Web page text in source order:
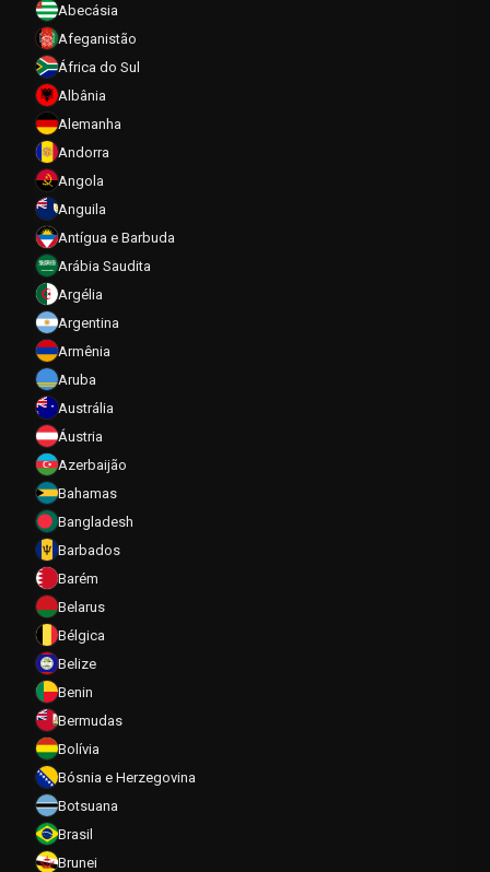
Abecásia
Afeganistão
África do Sul
Albânia
Alemanha
Andorra
Angola
Anguila
Antígua e Barbuda
Arábia Saudita
Argélia
Argentina
Armênia
Aruba
Austrália
Áustria
Azerbaijão
Bahamas
Bangladesh
Barbados
Barém
Belarus
Bélgica
Belize
Benin
Bermudas
Bolívia
Bósnia e Herzegovina
Botsuana
Brasil
Brunei